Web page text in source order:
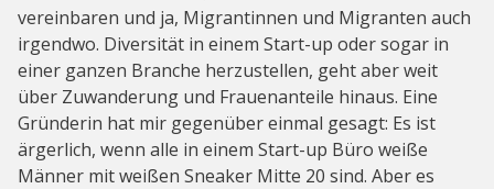
vereinbaren und ja, Migrantinnen und Migranten auch
irgendwo. Diversität in einem Start-up oder sogar in
einer ganzen Branche herzustellen, geht aber weit
über Zuwanderung und Frauenanteile hinaus. Eine
Gründerin hat mir gegenüber einmal gesagt: Es ist
ärgerlich, wenn alle in einem Start-up Büro weiße
Männer mit weißen Sneaker Mitte 20 sind. Aber es